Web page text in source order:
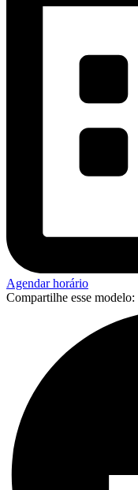
Agendar horário
Compartilhe esse modelo: